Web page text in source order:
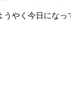
やく今日にな